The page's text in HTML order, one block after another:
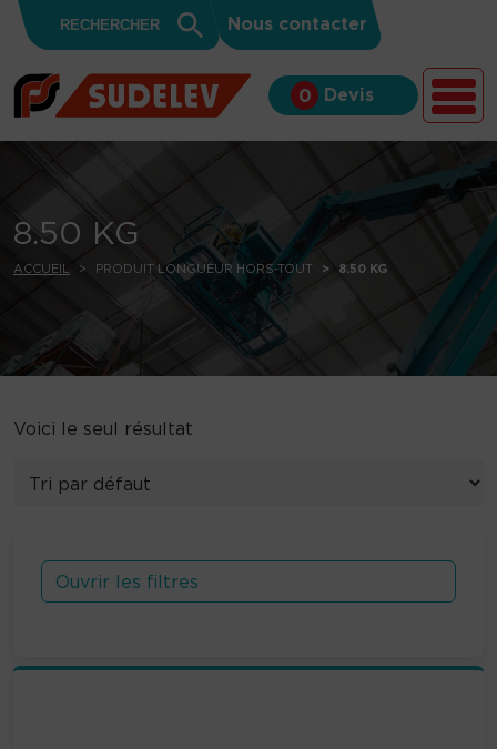
Skip to content
for:
Search
Button
Nous contacter
0 Devis
8.50 KG
ACCUEIL PRODUIT LONGUEUR HORS-TOUT 8.50 KG
Voici le seul résultat
Ouvrir les filtres